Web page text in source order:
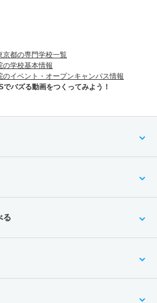
京都の専門学校一覧
の学校基本情報
イベント・オープンキャンパス情報
でバズる動画をつくってみよう！
る